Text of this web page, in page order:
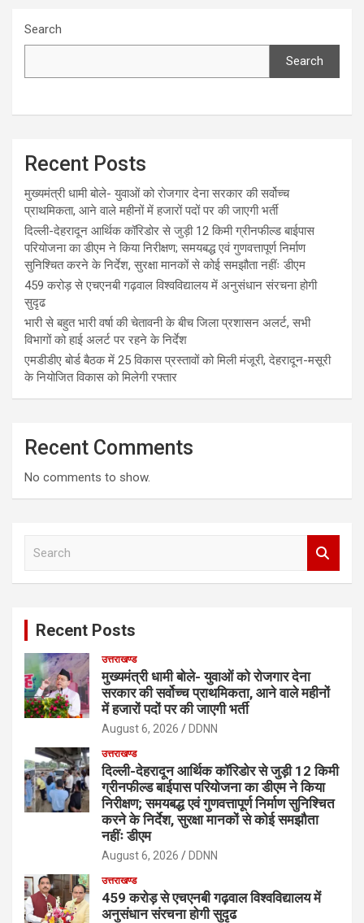
Search
Search
Recent Posts
मुख्यमंत्री धामी बोले- युवाओं को रोजगार देना सरकार की सर्वोच्च
प्राथमिकता, आने वाले महीनों में हजारों पदों पर की जाएगी भर्ती
दिल्ली-देहरादून आर्थिक कॉरिडोर से जुड़ी 12 किमी ग्रीनफील्ड बाईपास
परियोजना का डीएम ने किया निरीक्षण; समयबद्ध एवं गुणवत्तापूर्ण निर्माण
सुनिश्चित करने के निर्देश, सुरक्षा मानकों से कोई समझौता नहींः डीएम
459 करोड़ से एचएनबी गढ़वाल विश्वविद्यालय में अनुसंधान संरचना होगी
सुदृढ
भारी से बहुत भारी वर्षा की चेतावनी के बीच जिला प्रशासन अलर्ट, सभी
विभागों को हाई अलर्ट पर रहने के निर्देश
एमडीडीए बोर्ड बैठक में 25 विकास प्रस्तावों को मिली मंजूरी, देहरादून-मसूरी
के नियोजित विकास को मिलेगी रफ्तार
Recent Comments
No comments to show.
Recent Posts
उत्तराखण्ड
मुख्यमंत्री धामी बोले- युवाओं को रोजगार देना
सरकार की सर्वोच्च प्राथमिकता, आने वाले महीनों
में हजारों पदों पर की जाएगी भर्ती
August 6, 2026 DDNN
उत्तराखण्ड
दिल्ली-देहरादून आर्थिक कॉरिडोर से जुड़ी 12 किमी
ग्रीनफील्ड बाईपास परियोजना का डीएम ने किया
निरीक्षण; समयबद्ध एवं गुणवत्तापूर्ण निर्माण सुनिश्चित
करने के निर्देश, सुरक्षा मानकों से कोई समझौता
नहींः डीएम
August 6, 2026 DDNN
उत्तराखण्ड
459 करोड़ से एचएनबी गढ़वाल विश्वविद्यालय में
अनुसंधान संरचना होगी सुदृढ